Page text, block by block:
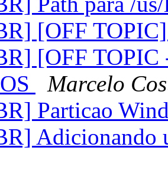
[OFF
[OFF
Marcelo
Particao
Adicionando